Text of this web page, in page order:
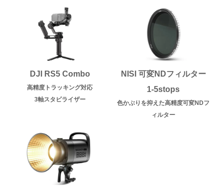
DJI RS5 Combo
高精度トラッキング対応
3軸スタビライザー
NISI 可変NDフィルター
1-5stops
色かぶりを抑えた高精度可変NDフ
ィルター